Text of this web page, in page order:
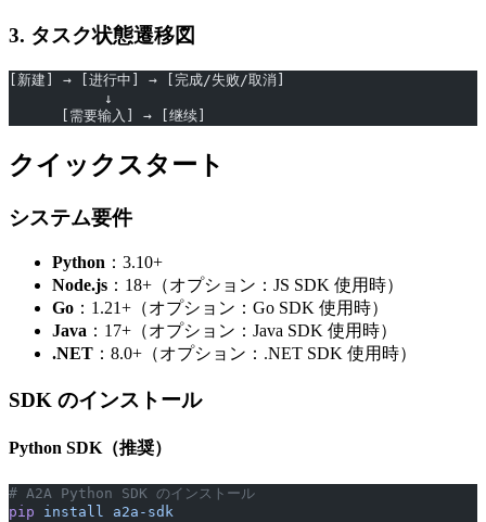
3. タスク状態遷移図
[新建] → [进行中] → [完成/失败/取消]
           ↓
      [需要输入] → [继续]
クイックスタート
システム要件
Python ：3.10+
Node.js ：18+（オプション：JS SDK 使用時）
Go ：1.21+（オプション：Go SDK 使用時）
Java ：17+（オプション：Java SDK 使用時）
.NET ：8.0+（オプション：.NET SDK 使用時）
SDK のインストール
Python SDK（推奨）
# A2A Python SDK のインストール
pip install a2a-sdk